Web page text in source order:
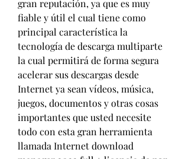
gran reputación, ya que es muy
fiable y útil el cual tiene como
principal característica la
tecnología de descarga multiparte
la cual permitirá de forma segura
acelerar sus descargas desde
Internet ya sean vídeos, música,
juegos, documentos y otras cosas
importantes que usted necesite
todo con esta gran herramienta
llamada Internet download